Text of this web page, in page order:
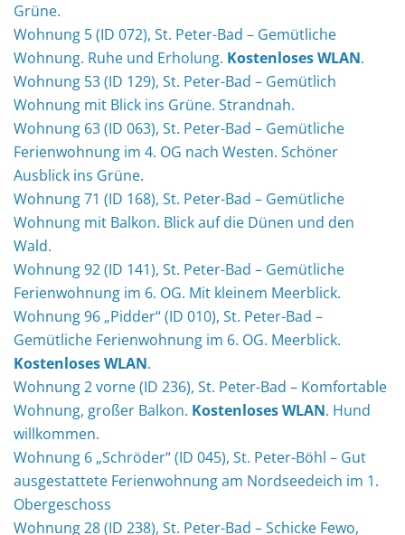
Grüne.
Wohnung 5 (ID 072), St. Peter-Bad – Gemütliche
Wohnung. Ruhe und Erholung. Kostenloses WLAN.
Wohnung 53 (ID 129), St. Peter-Bad – Gemütlich
Wohnung mit Blick ins Grüne. Strandnah.
Wohnung 63 (ID 063), St. Peter-Bad – Gemütliche
Ferienwohnung im 4. OG nach Westen. Schöner
Ausblick ins Grüne.
Wohnung 71 (ID 168), St. Peter-Bad – Gemütliche
Wohnung mit Balkon. Blick auf die Dünen und den
Wald.
Wohnung 92 (ID 141), St. Peter-Bad – Gemütliche
Ferienwohnung im 6. OG. Mit kleinem Meerblick.
Wohnung 96 „Pidder“ (ID 010), St. Peter-Bad –
Gemütliche Ferienwohnung im 6. OG. Meerblick.
Kostenloses WLAN.
Wohnung 2 vorne (ID 236), St. Peter-Bad – Komfortable
Wohnung, großer Balkon. Kostenloses WLAN. Hund
willkommen.
Wohnung 6 „Schröder“ (ID 045), St. Peter-Böhl – Gut
ausgestattete Ferienwohnung am Nordseedeich im 1.
Obergeschoss
Wohnung 28 (ID 238), St. Peter-Bad – Schicke Fewo,